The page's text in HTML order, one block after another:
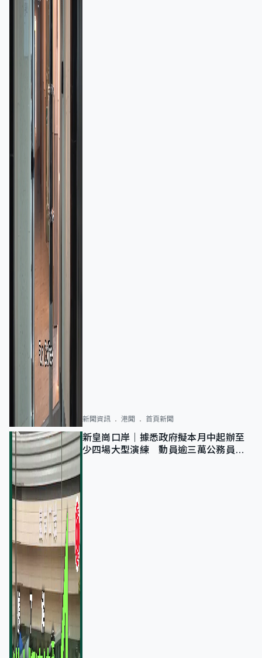
新聞資訊 港聞 首頁新聞
新皇崗口岸｜據悉政府擬本月中起辦至
少四場大型演練 動員逾三萬公務員人